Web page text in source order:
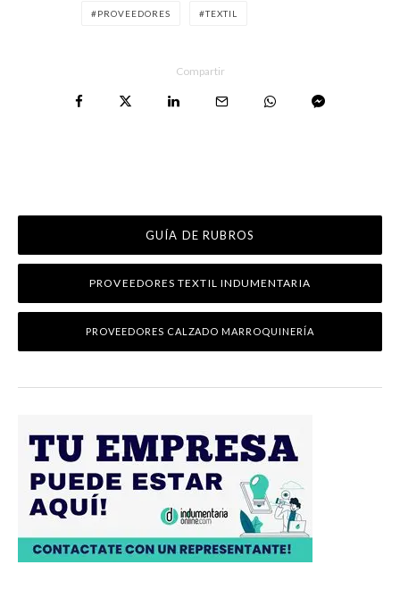
PROVEEDORES TEXTIL
Compartir
GUÍA DE RUBROS
PROVEEDORES TEXTIL INDUMENTARIA
PROVEEDORES CALZADO MARROQUINERÍA